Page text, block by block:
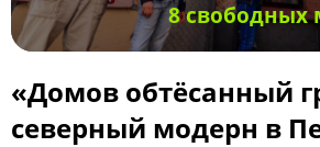
8 свободных
«Домов обтёсанный
северный модерн в